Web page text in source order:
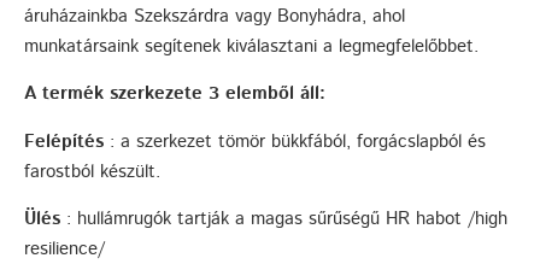
áruházainkba Szekszárdra vagy Bonyhádra, ahol
munkatársaink segítenek kiválasztani a legmegfelelőbbet.
A termék szerkezete 3 elemből áll:
Felépítés : a szerkezet tömör bükkfából, forgácslapból és
farostból készült.
Ülés : hullámrugók tartják a magas sűrűségű HR habot /high
resilience/